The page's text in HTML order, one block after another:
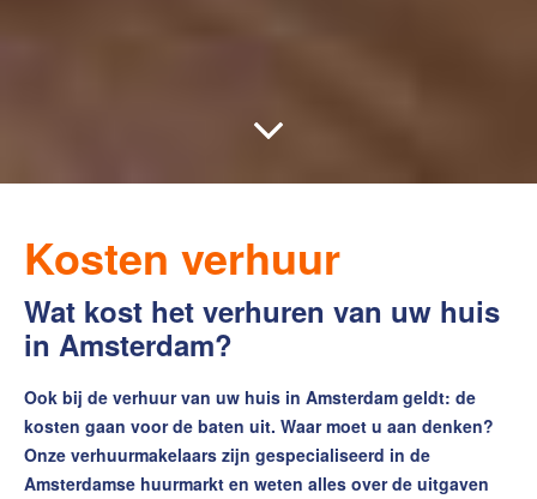
Kosten verhuur
Wat kost het verhuren van uw huis
in Amsterdam?
Ook bij de verhuur van uw huis in Amsterdam geldt: de
kosten gaan voor de baten uit. Waar moet u aan denken?
Onze verhuurmakelaars zijn gespecialiseerd in de
Amsterdamse huurmarkt en weten alles over de uitgaven